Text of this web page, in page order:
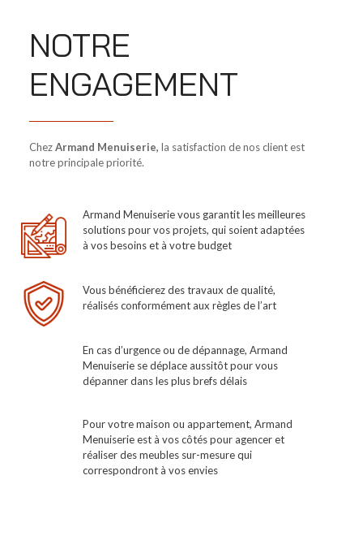
NOTRE
ENGAGEMENT
ChezArmand Menuiserie, la satisfaction de nos client est
notre principale priorité.
Armand Menuiserie vous garantit les meilleures
solutions pour vos projets, qui soient adaptées
à vos besoins et à votre budget
Vous bénéficierez des travaux de qualité,
réalisés conformément aux règles de l’art
En cas d’urgence ou de dépannage, Armand
Menuiserie se déplace aussitôt pour vous
dépanner dans les plus brefs délais
Pour votre maison ou appartement, Armand
Menuiserie est à vos côtés pour agencer et
réaliser des meubles sur-mesure qui
correspondront à vos envies